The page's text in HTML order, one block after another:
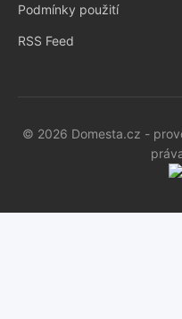
Podmínky použití
RSS Feed
© 2026 Domesta.cz -